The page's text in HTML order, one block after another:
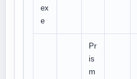
ex
e
Pr
is
m